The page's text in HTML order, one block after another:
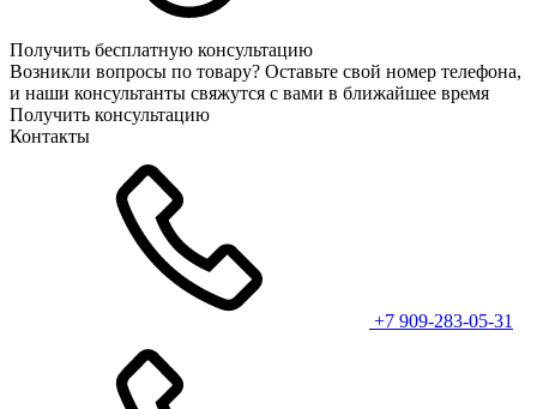
Получить бесплатную консультацию
Возникли вопросы по товару? Оставьте свой номер телефона,
и наши консультанты свяжутся с вами в ближайшее время
Получить консультацию
Контакты
+7 909-283-05-31